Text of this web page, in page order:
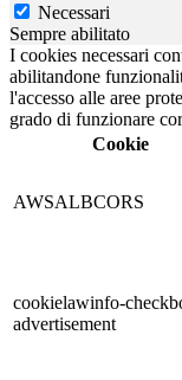
Necessari
Sempre abilitato
I cookies necessari
abilitandone
l'accesso alle aree
grado di funzionare
Cookie
AWSALBCORS
cookielawinfo-
advertisement